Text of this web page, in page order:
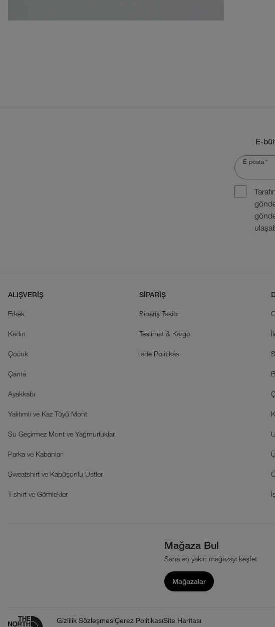
E-
E-posta *
ALIŞVERİŞ
Erkek
Kadın
Çocuk
Çanta
Ayakkabı
Yalıtımlı ve Kaz Tüyü Mont
Su Geçirmez Mont ve Yağmurluklar
Parka ve Kabanlar
Sweatshirt ve Kapüşonlu Üstler
T-shirt ve Gömlekler
SİPARİŞ
Sipariş Takibi
Teslimat & Kargo
İade Politikası
Mağaza Bul
Sana en yakın mağazayı keşfet
Mağazalar
Gizlilik SözleşmesiÇerez PolitikasıSite Haritası